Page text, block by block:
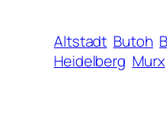
Altstadt Butoh
Heidelberg Murx